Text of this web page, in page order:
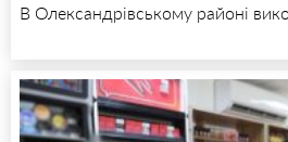
В Олександрівському районі